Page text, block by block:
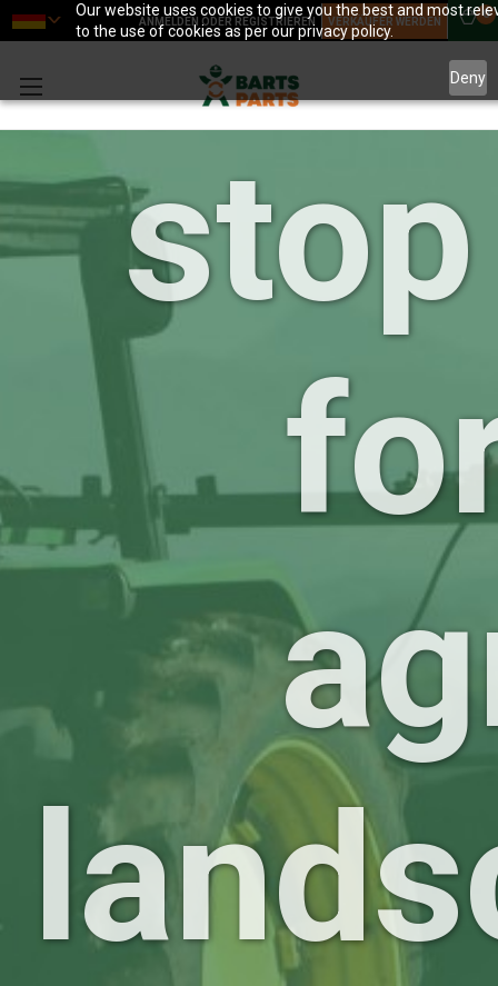
Our website uses cookies to give you the best and most
to the use of cookies as per our privacy policy.
Deny
ANMELDEN ODER REGISTRIEREN VERKÄUFER WERDEN
0